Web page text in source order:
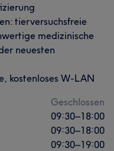
tierversuchsfreie
medizinische
neuesten
kostenloses W-LAN
Geschlossen
09:30–18:00
09:30–18:00
09:30–19:00